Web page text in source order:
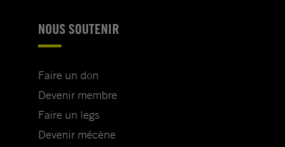
NOUS SOUTENIR
Faire un don
Devenir membre
Faire un legs
Devenir mécène